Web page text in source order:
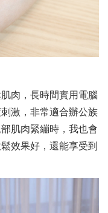
肉，長時間實用電腦
激，非常適合辦公族
肌肉緊繃時，我也會
效果好，還能享受到